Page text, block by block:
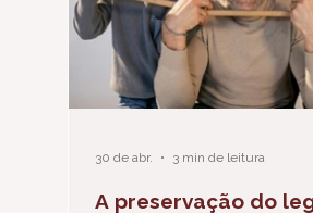
A preservação do
30 de abr. 3 min de leitura